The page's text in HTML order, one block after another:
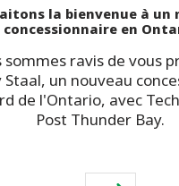
la bienvenue à un
concessionnaire en
sommes ravis de vous
Staal, un nouveau
de l'Ontario, avec
Post Thunder Bay.